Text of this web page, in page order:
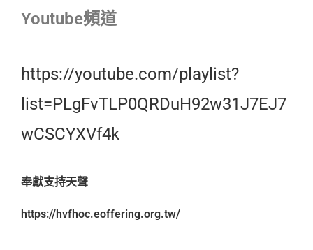
Youtube頻道
https://youtube.com/playlist?
list=PLgFvTLP0QRDuH92w31J7EJ7
wCSCYXVf4k
奉獻支持天聲
https://hvfhoc.eoffering.org.tw/